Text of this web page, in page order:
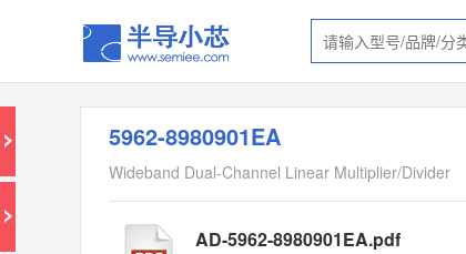
5962-8980901EA
Wideband Dual-Channel Linear Multiplier/Divider
AD-5962-8980901EA.pdf